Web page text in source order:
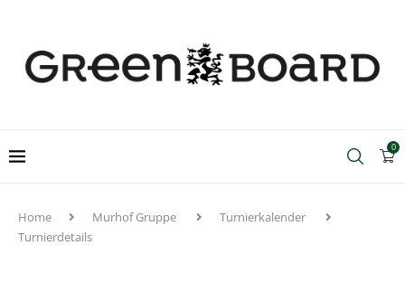
0
Home Murhof Gruppe
Turnierkalender
Turnierdetails